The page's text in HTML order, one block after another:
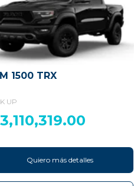
1500 TRX
UP
Quiero más detalles